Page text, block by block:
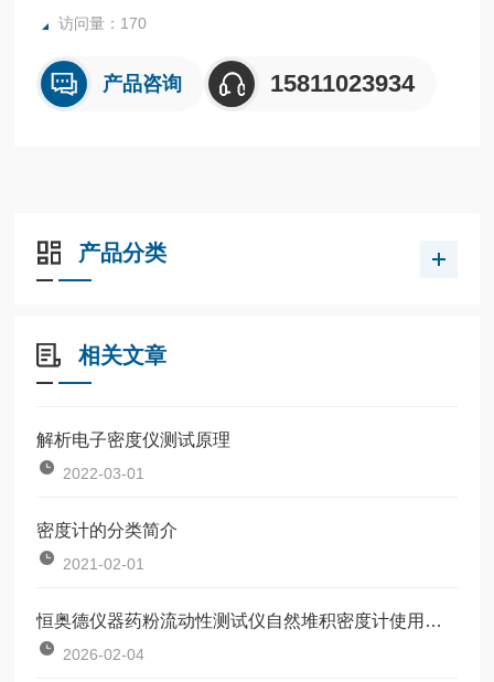
访问量：170
产品咨询 15811023934
产品分类
相关文章
解析电子密度仪测试原理
2022-03-01
密度计的分类简介
2021-02-01
恒奥德仪器药粉流动性测试仪自然堆积密度计使用步骤
2026-02-04